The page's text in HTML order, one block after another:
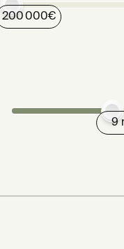
200 000€
9